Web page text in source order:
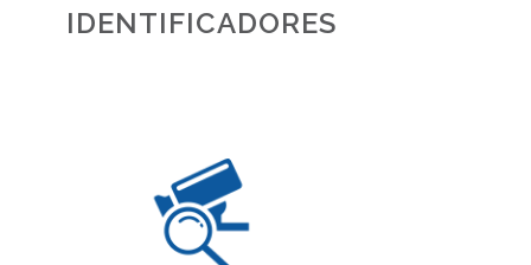
IDENTIFICADORES